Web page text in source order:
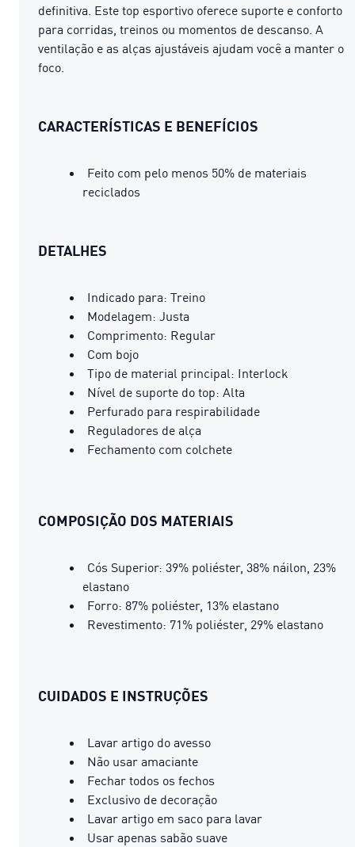
definitiva. Este top esportivo oferece suporte e conforto
para corridas, treinos ou momentos de descanso. A
ventilação e as alças ajustáveis ajudam você a manter o
foco.
CARACTERÍSTICAS E BENEFÍCIOS
Feito com pelo menos 50% de materiais
reciclados
DETALHES
Indicado para: Treino
Modelagem: Justa
Comprimento: Regular
Com bojo
Tipo de material principal: Interlock
Nível de suporte do top: Alta
Perfurado para respirabilidade
Reguladores de alça
Fechamento com colchete
COMPOSIÇÃO DOS MATERIAIS
Cós Superior: 39% poliéster, 38% náilon, 23%
elastano
Forro: 87% poliéster, 13% elastano
Revestimento: 71% poliéster, 29% elastano
CUIDADOS E INSTRUÇÕES
Lavar artigo do avesso
Não usar amaciante
Fechar todos os fechos
Exclusivo de decoração
Lavar artigo em saco para lavar
Usar apenas sabão suave